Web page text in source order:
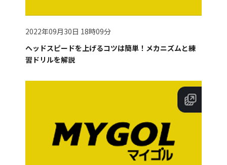
2022年09月30日 18時09分
ヘッドスピードを上げるコツは簡単！メカニズムと練
習ドリルを解説